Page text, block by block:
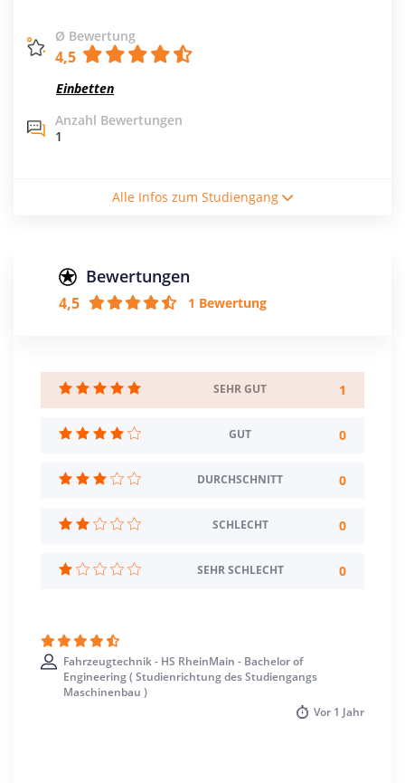
Ø Bewertung
4,5
Einbetten
Anzahl Bewertungen
1
Vollzeitstudium
Creditpoints
7 Semester
Sprache
Deutsch
Studienbeginn
Rüsselsheim >> Groß-Gerau
Alle Infos zum Studiengang
Bewertungen
4,5 1 Bewertung
SEHR GUT 1
GUT 0
DURCHSCHNITT 0
SCHLECHT 0
SEHR SCHLECHT 0
Fahrzeugtechnik - HS RheinMain - Bachelor of
Engineering ( Studienrichtung des Studiengangs
Maschinenbau )
Vor 1 Jahr